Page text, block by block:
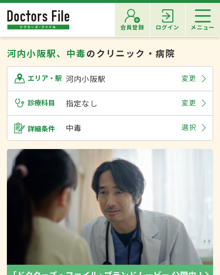
会員登録 ログイン メニュー
河内小阪駅、中毒のクリニック・病院
エリア・駅 河内小阪駅 変更
診療科目 指定なし 変更
詳細条件 中毒 選択